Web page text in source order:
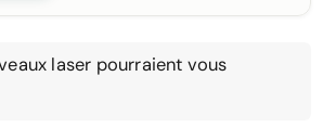
laser pourraient vous